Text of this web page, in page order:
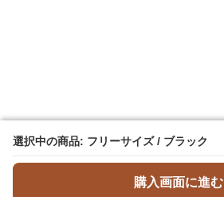
選択中の商品: フリーサイズ / ブラック
購入画面に進む
選択中の商品: フリーサイズ / ブラック
購入画面に進む